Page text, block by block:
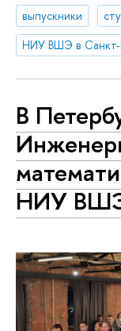
выпускники
НИУ ВШЭ в Санкт-
В
НИУ